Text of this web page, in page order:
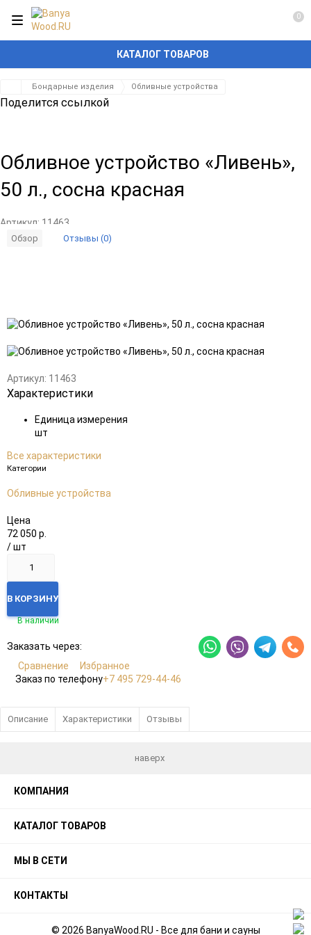
КАТАЛОГ ТОВАРОВ
0
Бондарные изделия Обливные устройства
Поделится ссылкой
Обливное устройство «Ливень»,
50 л., сосна красная
Артикул: 11463
Обзор Отзывы (0)
в
к
Артикул: 11463
Характеристики
Единица измерения
шт
Все характеристики
Категории
Обливные устройства
Цена
72 050 р.
/ шт
В КОРЗИНУ
В наличии
Заказать через:
Сравнение
Избранное
Заказ по телефону+7 495 729-44-46
Описание Характеристики Отзывы
наверх
КОМПАНИЯ
КАТАЛОГ ТОВАРОВ
МЫ В СЕТИ
КОНТАКТЫ
© 2026 BanyaWood.RU - Все для бани и сауны